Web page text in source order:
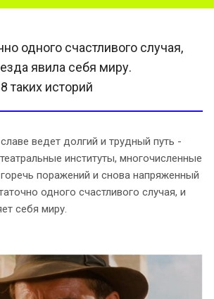
одного счастливого случая,
явила себя миру.
таких историй
ведет долгий и трудный путь -
институты, многочисленные
поражений и снова напряженный
одного счастливого случая, и
себя миру.